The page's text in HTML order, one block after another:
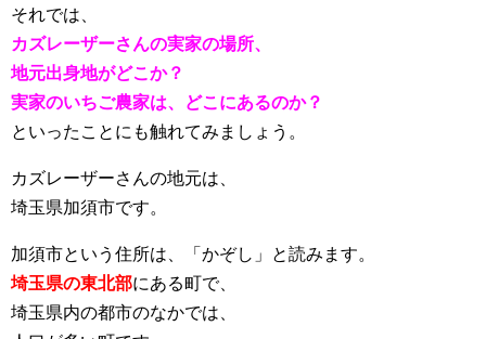
それでは、
カズレーザーさんの実家の場所、
地元出身地がどこか？
実家のいちご農家は、どこにあるのか？
といったことにも触れてみましょう。
カズレーザーさんの地元は、
埼玉県加須市です。
加須市という住所は、「かぞし」と読みます。
埼玉県の東北部にある町で、
埼玉県内の都市のなかでは、